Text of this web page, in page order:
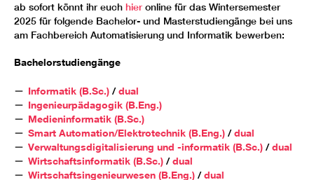
ab sofort könnt ihr euch hier online für das Wintersemester
2025 für folgende Bachelor- und Masterstudiengänge bei uns
am Fachbereich Automatisierung und Informatik bewerben:
Bachelorstudiengänge
Informatik (B.Sc.)/dual
Ingenieurpädagogik (B.Eng.)
Medieninformatik (B.Sc.)
Smart Automation/Elektrotechnik (B.Eng.)/dual
Verwaltungsdigitalisierung und -informatik (B.Sc.)/dual
Wirtschaftsinformatik (B.Sc.)/dual
Wirtschaftsingenieurwesen (B.Eng.)/dual